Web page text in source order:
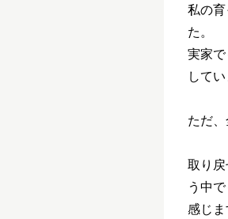
私の
た。
実家
して
ただ、
取り
う中
感じま